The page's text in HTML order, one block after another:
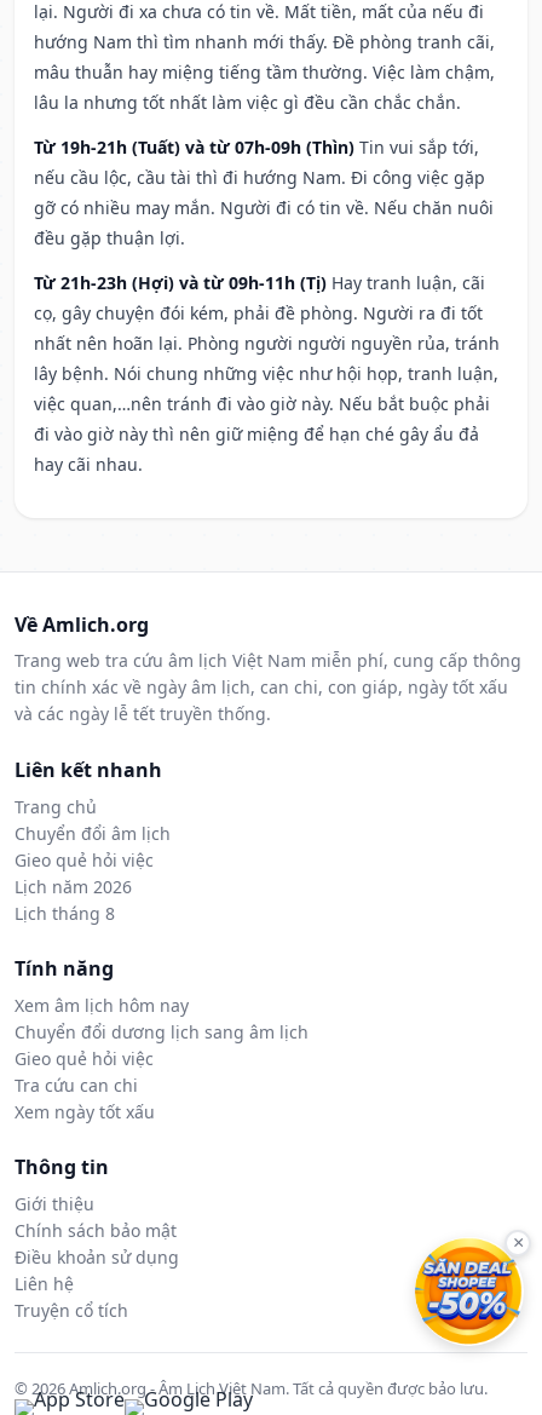
lại. Người đi xa chưa có tin về. Mất tiền, mất của nếu đi
hướng Nam thì tìm nhanh mới thấy. Đề phòng tranh cãi,
mâu thuẫn hay miệng tiếng tầm thường. Việc làm chậm,
lâu la nhưng tốt nhất làm việc gì đều cần chắc chắn.
Từ 19h-21h (Tuất) và từ 07h-09h (Thìn) Tin vui sắp tới,
nếu cầu lộc, cầu tài thì đi hướng Nam. Đi công việc gặp
gỡ có nhiều may mắn. Người đi có tin về. Nếu chăn nuôi
đều gặp thuận lợi.
Từ 21h-23h (Hợi) và từ 09h-11h (Tị) Hay tranh luận, cãi
cọ, gây chuyện đói kém, phải đề phòng. Người ra đi tốt
nhất nên hoãn lại. Phòng người người nguyền rủa, tránh
lây bệnh. Nói chung những việc như hội họp, tranh luận,
việc quan,…nên tránh đi vào giờ này. Nếu bắt buộc phải
đi vào giờ này thì nên giữ miệng để hạn ché gây ẩu đả
hay cãi nhau.
Về Amlich.org
Trang web tra cứu âm lịch Việt Nam miễn phí, cung cấp thông
tin chính xác về ngày âm lịch, can chi, con giáp, ngày tốt xấu
và các ngày lễ tết truyền thống.
Liên kết nhanh
Trang chủ
Chuyển đổi âm lịch
Gieo quẻ hỏi việc
Lịch năm 2026
Lịch tháng 8
Tính năng
Xem âm lịch hôm nay
Chuyển đổi dương lịch sang âm lịch
Gieo quẻ hỏi việc
Tra cứu can chi
Xem ngày tốt xấu
Thông tin
Giới thiệu
Chính sách bảo mật
Điều khoản sử dụng
Liên hệ
Truyện cổ tích
© 2026 Amlich.org - Âm Lịch Việt Nam. Tất cả quyền được bảo lưu.
×